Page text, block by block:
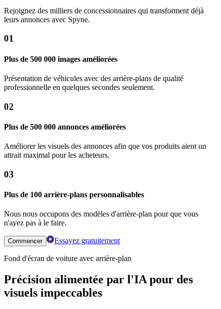
Rejoignez des milliers de concessionnaires qui transforment déjà
leurs annonces avec Spyne.
01
Plus de 500 000 images améliorées
Présentation de véhicules avec des arrière-plans de qualité
professionnelle en quelques secondes seulement.
02
Plus de 500 000 annonces améliorées
Améliorer les visuels des annonces afin que vos produits aient un
attrait maximal pour les acheteurs.
03
Plus de 100 arrière-plans personnalisables
Nous nous occupons des modèles d'arrière-plan pour que vous
n'ayez pas à le faire.
Commencer Essayez gratuitement
Fond d'écran de voiture avec arrière-plan
Précision alimentée par l'IA pour des
visuels impeccables